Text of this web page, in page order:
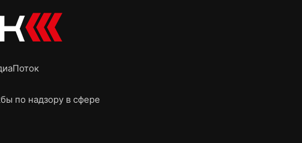
по надзору в сфере